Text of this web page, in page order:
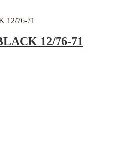
12/76-71